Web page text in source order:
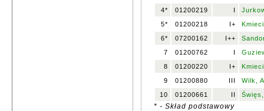
4*
01200219 I
5*
01200218 I+
6*
07200162 I++
7
01200762 I
8
01200220 I+
9
01200880 III
Wilk,
10
01200661 II
* - Skład podstawowy